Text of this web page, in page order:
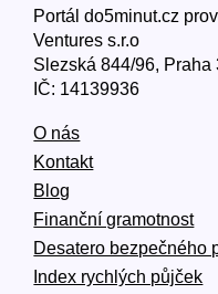
Portál do5minut.cz
Ventures s.r.o
Slezská 844/96, Praha
IČ: 14139936
O nás
Kontakt
Blog
Finanční gramotnost
Desatero bezpečného
Index rychlých půjček